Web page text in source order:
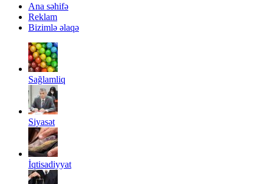
Ana səhifə
Reklam
Bizimlə əlaqə
Sağlamliq
Siyasət
İqtisadiyyat